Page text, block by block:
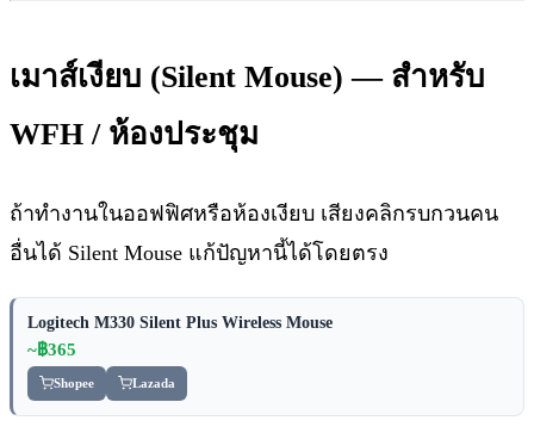
เมาส์เงียบ (Silent Mouse) — สำหรับ
WFH / ห้องประชุม
ถ้าทำงานในออฟฟิศหรือห้องเงียบ เสียงคลิกรบกวนคน
อื่นได้ Silent Mouse แก้ปัญหานี้ได้โดยตรง
Logitech M330 Silent Plus Wireless Mouse
~฿365
Shopee Lazada